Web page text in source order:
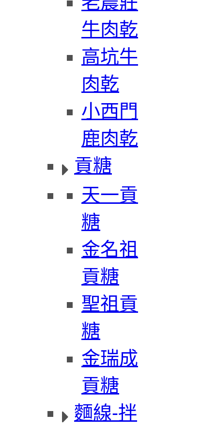
牛肉乾
高坑牛
肉乾
小西門
鹿肉乾
貢糖
天一貢
糖
金名祖
貢糖
聖祖貢
糖
金瑞成
貢糖
麵線-拌